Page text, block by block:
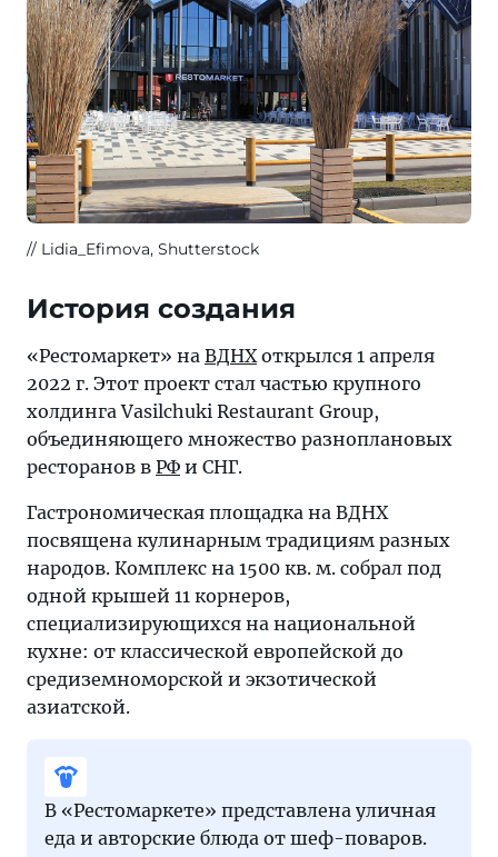
Lidia_Efimova, Shutterstock
История создания
«Рестомаркет» на ВДНХоткрылся 1 апреля
2022 г. Этот проект стал частью крупного
холдинга Vasilchuki Restaurant Group,
объединяющего множество разноплановых
ресторанов в РФ и СНГ.
Гастрономическая площадка на ВДНХ
посвящена кулинарным традициям разных
народов. Комплекс на 1500 кв. м. собрал под
одной крышей 11 корнеров,
специализирующихся на национальной
кухне: от классической европейской до
средиземноморской и экзотической
азиатской.
В «Рестомаркете» представлена уличная
еда и авторские блюда от шеф-поваров.